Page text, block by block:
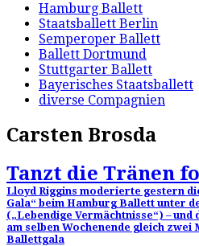
Hamburg Ballett
Staatsballett Berlin
Semperoper Ballett
Ballett Dortmund
Stuttgarter Ballett
Bayerisches Staatsballett
diverse Compagnien
Carsten Brosda
Tanzt die Tränen
Lloyd Riggins moderierte gestern
Gala“ beim Hamburg Ballett unter
(„Lebendige Vermächtnisse“) –
am selben Wochenende gleich
Ballettgala